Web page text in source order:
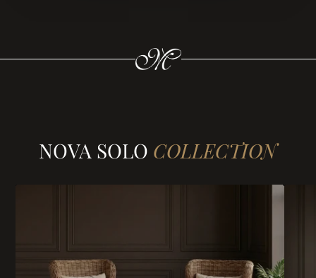
NOVA SOLO COLLECTION